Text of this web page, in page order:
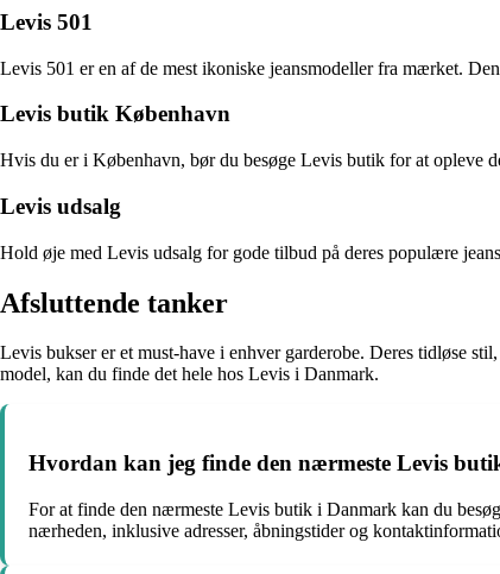
Levis 501
Levis 501 er en af de mest ikoniske jeansmodeller fra mærket.
Levis butik København
Hvis du er i København, bør du besøge Levis butik for at opleve
Levis udsalg
Hold øje med Levis udsalg for gode tilbud på deres populære
Afsluttende tanker
Levis bukser er et must-have i enhver garderobe. Deres tidløse
model, kan du finde det hele hos Levis i Danmark.
Hvordan kan jeg finde den nærmeste Levis
For at finde den nærmeste Levis butik i Danmark kan du
nærheden, inklusive adresser, åbningstider og